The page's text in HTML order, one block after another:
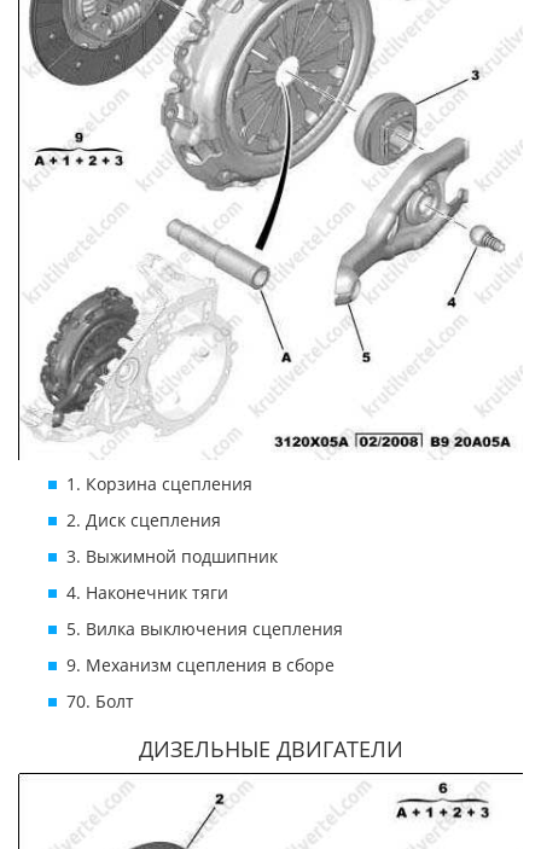
1. Корзина сцепления
2. Диск сцепления
3. Выжимной подшипник
4. Наконечник тяги
5. Вилка выключения сцепления
9. Механизм сцепления в сборе
70. Болт
ДИЗЕЛЬНЫЕ ДВИГАТЕЛИ